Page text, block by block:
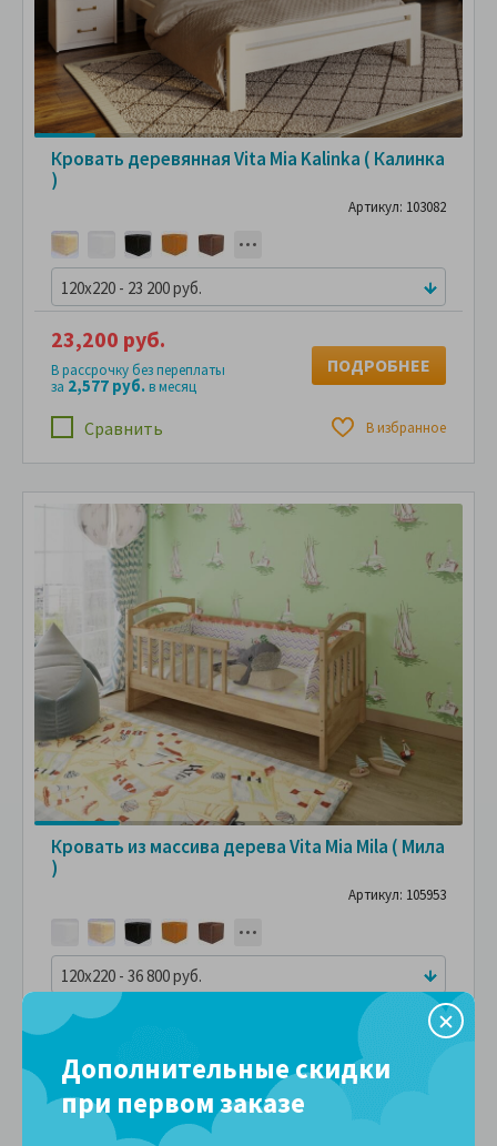
Кровать деревянная Vita Mia Kalinka ( Калинка
)
Артикул: 103082
120x220 - 23 200 руб.
Сравнить В избранное
23,200 руб.
В рассрочку без переплаты
за 2,577 руб.в месяц
ПОДРОБНЕЕ
Кровать из массива дерева Vita Mia Mila ( Мила
)
Артикул: 105953
120x220 - 36 800 руб.
Сравнить В избранное
36,800 руб.
В рассрочку без переплаты
за4,088 руб. в месяц
ПОДРОБНЕЕ
Дополнительные скидки
при первом заказе